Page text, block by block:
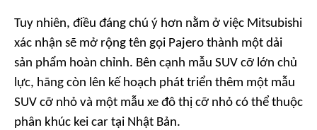
Tuy nhiên, điều đáng chú ý hơn nằm ở việc Mitsubishi
xác nhận sẽ mở rộng tên gọi Pajero thành một dải
sản phẩm hoàn chỉnh. Bên cạnh mẫu SUV cỡ lớn chủ
lực, hãng còn lên kế hoạch phát triển thêm một mẫu
SUV cỡ nhỏ và một mẫu xe đô thị cỡ nhỏ có thể thuộc
phân khúc kei car tại Nhật Bản.